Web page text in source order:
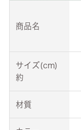
商品名
サイズ(cm)
約
材質